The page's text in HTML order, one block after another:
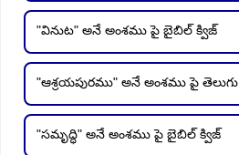
"వినుట" అనే అంశము పై బైబిల్ క్విజ్
"ఆశ్రయపురము" అనే అంశము పై
"సమృద్ధి" అనే అంశము పై బైబిల్ క్విజ్